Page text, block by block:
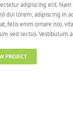
adipiscing elit.
dui lorem, adipiscing in
felis enim ornare nisi,
sed lectus. Vestibulum
PROJECT